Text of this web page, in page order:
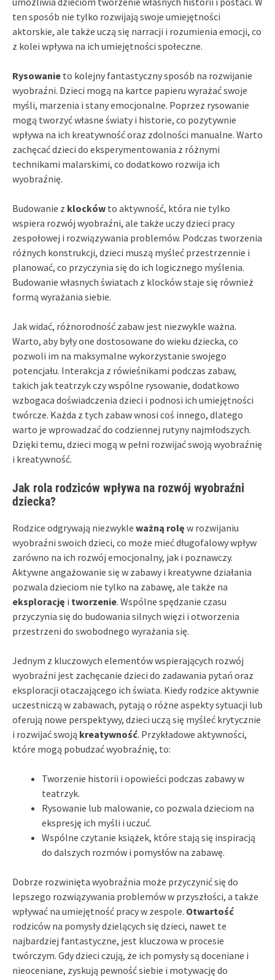
ten sposób nie tylko rozwijają swoje umiejętności
aktorskie, ale także uczą się narracji i rozumienia emocji, co
z kolei wpływa na ich umiejętności społeczne.
Rysowanie to kolejny fantastyczny sposób na rozwijanie
wyobraźni. Dzieci mogą na kartce papieru wyrażać swoje
myśli, marzenia i stany emocjonalne. Poprzez rysowanie
mogą tworzyć własne światy i historie, co pozytywnie
wpływa na ich kreatywność oraz zdolności manualne. Warto
zachęcać dzieci do eksperymentowania z różnymi
technikami malarskimi, co dodatkowo rozwija ich
wyobraźnię.
Budowanie z klocków to aktywność, która nie tylko
wspiera rozwój wyobraźni, ale także uczy dzieci pracy
zespołowej i rozwiązywania problemów. Podczas tworzenia
różnych konstrukcji, dzieci muszą myśleć przestrzennie i
planować, co przyczynia się do ich logicznego myślenia.
Budowanie własnych światach z klocków staje się również
formą wyrażania siebie.
Jak widać, różnorodność zabaw jest niezwykle ważna.
Warto, aby były one dostosowane do wieku dziecka, co
pozwoli im na maksymalne wykorzystanie swojego
potencjału. Interakcja z rówieśnikami podczas zabaw,
takich jak teatrzyk czy wspólne rysowanie, dodatkowo
wzbogaca doświadczenia dzieci i podnosi ich umiejętności
twórcze. Każda z tych zabaw wnosi coś innego, dlatego
warto je wprowadzać do codziennej rutyny najmłodszych.
Dzięki temu, dzieci mogą w pełni rozwijać swoją wyobraźnię
i kreatywność.
Jak rola rodziców wpływa na rozwój wyobraźni
dziecka?
Rodzice odgrywają niezwykle ważną rolę w rozwijaniu
wyobraźni swoich dzieci, co może mieć długofalowy wpływ
zarówno na ich rozwój emocjonalny, jak i poznawczy.
Aktywne angażowanie się w zabawy i kreatywne działania
pozwala dzieciom nie tylko na zabawę, ale także na
eksplorację i tworzenie. Wspólne spędzanie czasu
przyczynia się do budowania silnych więzi i otworzenia
przestrzeni do swobodnego wyrażania się.
Jednym z kluczowych elementów wspierających rozwój
wyobraźni jest zachęcanie dzieci do zadawania pytań oraz
eksploracji otaczającego ich świata. Kiedy rodzice aktywnie
uczestniczą w zabawach, pytają o różne aspekty sytuacji lub
oferują nowe perspektywy, dzieci uczą się myśleć krytycznie
i rozwijać swoją kreatywność. Przykładowe aktywności,
które mogą pobudzać wyobraźnię, to:
Tworzenie historii i opowieści podczas zabawy w
teatrzyk.
Rysowanie lub malowanie, co pozwala dzieciom na
ekspresję ich myśli i uczuć.
Wspólne czytanie książek, które stają się inspiracją
do dalszych rozmów i pomysłów na zabawę.
Dobrze rozwinięta wyobraźnia może przyczynić się do
lepszego rozwiązywania problemów w przyszłości, a także
wpływać na umiejętność pracy w zespole. Otwartość
rodziców na pomysły dzielących się dzieci, nawet te
najbardziej fantastyczne, jest kluczowa w procesie
twórczym. Gdy dzieci czują, że ich pomysły są doceniane i
nieoceniane, zyskują pewność siebie i motywację do